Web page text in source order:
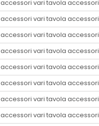
accessori vari tavola accessori
accessori vari tavola accessori
accessori vari tavola accessori
accessori vari tavola accessori
accessori vari tavola accessori
accessori vari tavola accessori
accessori vari tavola accessori
accessori vari tavola accessori